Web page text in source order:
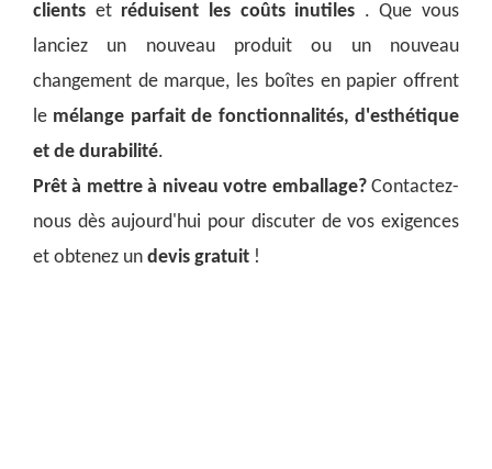
clients et réduisent les coûts inutiles . Que vous
lanciez un nouveau produit ou un nouveau
changement de marque, les boîtes en papier offrent
le mélange parfait de fonctionnalités, d'esthétique
et de durabilité.
Prêt à mettre à niveau votre emballage? Contactez-
nous dès aujourd'hui pour discuter de vos exigences
et obtenez un devis gratuit !